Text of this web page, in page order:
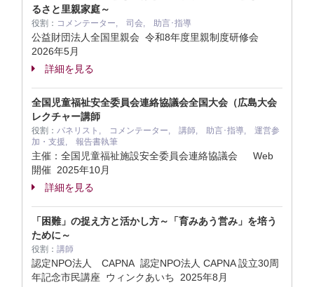
るさと里親家庭～
役割： コメンテーター, 司会, 助言･指導
公益財団法人全国里親会 令和8年度里親制度研修会
2026年5月
詳細を見る
全国児童福祉安全委員会連絡協議会全国大会（広島大会
レクチャー講師
役割： パネリスト, コメンテーター, 講師, 助言･指導, 運営参
加・支援, 報告書執筆
主催：全国児童福祉施設安全委員会連絡協議会 Web
開催 2025年10月
詳細を見る
「困難」の捉え方と活かし方～「育みあう営み」を培う
ために～
役割： 講師
認定NPO法人 CAPNA 認定NPO法人 CAPNA 設立30周
年記念市民講座 ウィンクあいち 2025年8月